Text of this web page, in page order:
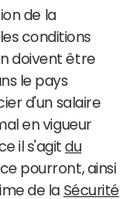
de la
conditions
doivent être
le pays
d'un salaire
en vigueur
il s'agitdu
pourront, ainsi
de la Sécurité